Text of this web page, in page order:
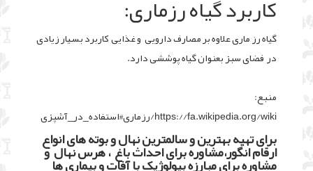
کاربرد گیاه رزماری:
گیاه رز ماری علاوه بر مصارف دارویی و غذایی کاربرد بسیار زیادی
در فضای سبز بعنوان گیاه پوششی دارد.
منبع:
https://fa.wikipedia.org/wiki/رزماری#استفاده_در_آشپزی
برای تهیه بهترین و سالمترین نهال و بوته های انواع
ارقام انگور،مشاوره برای احداث باغ ، هرس نهال و
مشاوره برای مبارزه بیولوژیک با آفات و بیماری ها